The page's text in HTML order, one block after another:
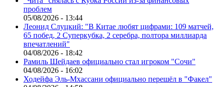
проблем
05/08/2026 - 13:44
Леонид Слуцкий: "В Китае любят цифрами: 109 матчей,
65 побед, 2 Суперкубка, 2 серебра, полтора миллиарда
впечатлений"
04/08/2026 - 18:42
Рамиль Шейдаев официально стал игроком "Сочи"
04/08/2026 - 16:02
Ходейфа Эль-Мхассани официально перешёл в "Факел"